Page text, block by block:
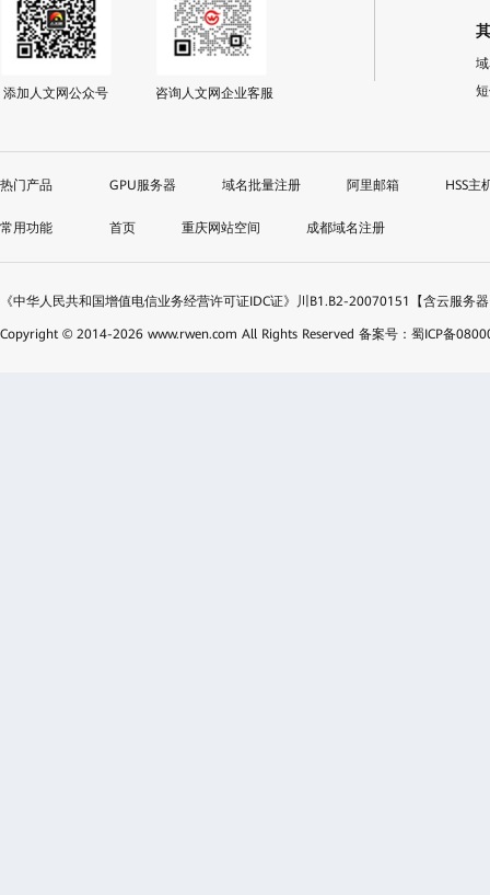
添加人文网公众号 咨询人文网企业客服
GPU服务器 域名批量注册 阿里邮箱 HSS主
首页 重庆网站空间 成都域名注册
《中华人民共和国增值电信业务经营许可证IDC证》川B1.B2-20070151【含云服务
Copyright © 2014-2026 www.rwen.com All Rights Reserved 备案号：蜀ICP备